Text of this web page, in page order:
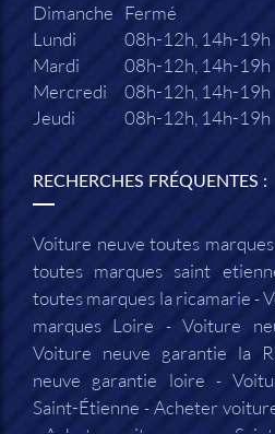
Dimanche Fermé
Lundi
08h-12h, 14h-19h
Mardi
08h-12h, 14h-19h
Mercredi
08h-12h, 14h-19h
Jeudi
08h-12h, 14h-19h
RECHERCHES FRÉQUENTES :
Voiture neuve toutes
toutes marques saint
toutes marques la ricamarie
marques Loire
Voiture
Voiture neuve garantie la
neuve garantie loire
Saint-Étienne
Acheter